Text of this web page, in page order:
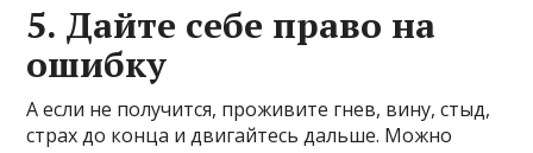
5. Дайте себе право на
ошибку
А если не получится, проживите гнев, вину, стыд,
страх до конца и двигайтесь дальше. Можно